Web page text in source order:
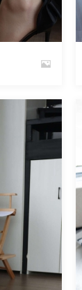
阅读 0 回复